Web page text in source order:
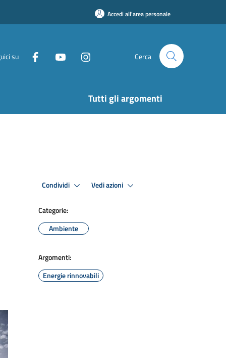
Accedi all'area personale
su Cerca
Tutti gli argomenti
Condividi Vedi azioni
Categorie:
Ambiente
Argomenti:
Energie rinnovabili